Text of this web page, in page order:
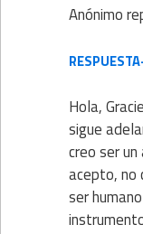
Anónimo
Hola,
sigue
creo ser
acepto, no
ser